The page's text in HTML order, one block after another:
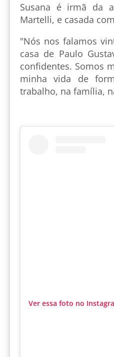
Susana é irmã da
Martelli, e casada
"Nós nos falamos
casa de Paulo
confidentes. Somos
minha vida de
trabalho, na família,
Ver essa foto no